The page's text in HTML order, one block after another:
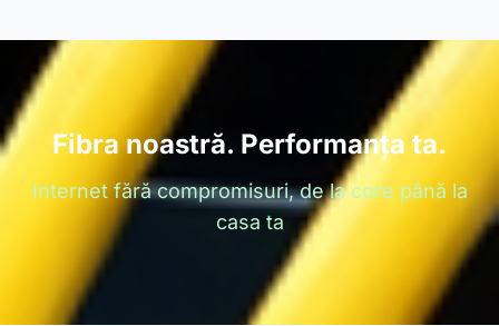
Fibra noastră. Performanța ta.
Internet fără compromisuri, de la core până la
casa ta